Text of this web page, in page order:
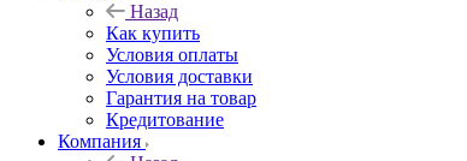
Назад
Как купить
Условия оплаты
Условия доставки
Гарантия на товар
Кредитование
Компания